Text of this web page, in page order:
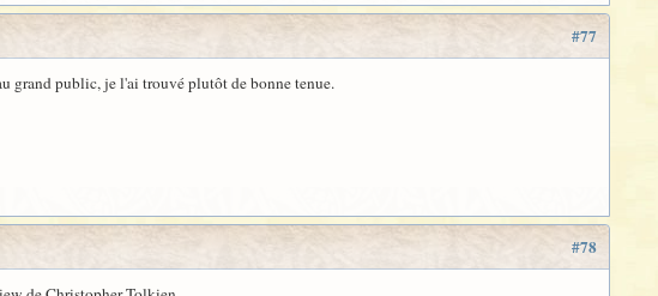
#77
grand public, je l'ai trouvé plutôt de bonne tenue.
#78